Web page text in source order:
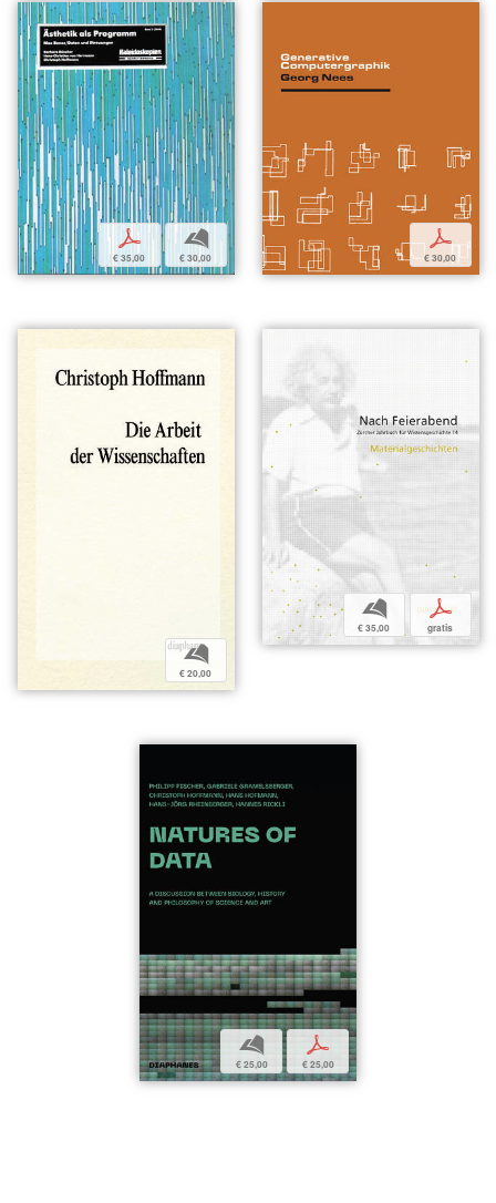
p
€ 35,00
b
€ 30,00
p
€ 30,00
b
€ 20,00
b
€ 35,00
p
gratis
b
€ 25,00
p
€ 25,00